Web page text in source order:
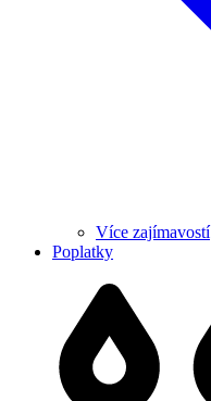
Více zajímavostí
Poplatky